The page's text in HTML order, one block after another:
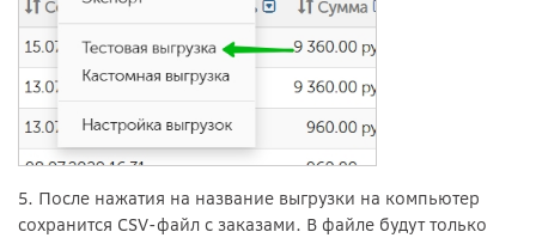
5. После нажатия на название выгрузки на компьютер
сохранится CSV-файл с заказами. В файле будут только